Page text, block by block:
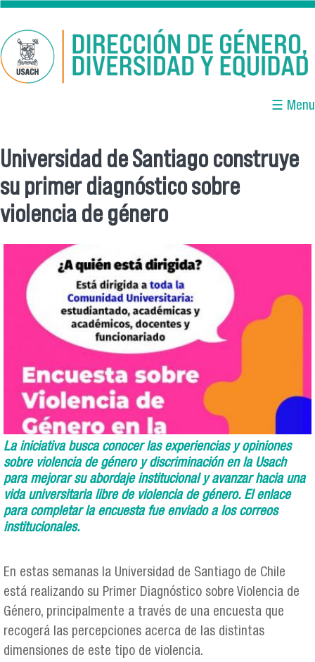
Pasar al contenido principal
☰ Menu
Se encuentra usted aquí
Universidad de Santiago construye
su primer diagnóstico sobre
violencia de género
La iniciativa busca conocer las experiencias y opiniones
sobre violencia de género y discriminación en la Usach
para mejorar su abordaje institucional y avanzar hacia una
vida universitaria libre de violencia de género. El enlace
para completar la encuesta fue enviado a los correos
institucionales.
En estas semanas la Universidad de Santiago de Chile
está realizando su Primer Diagnóstico sobre Violencia de
Género, principalmente a través de una encuesta que
recogerá las percepciones acerca de las distintas
dimensiones de este tipo de violencia.